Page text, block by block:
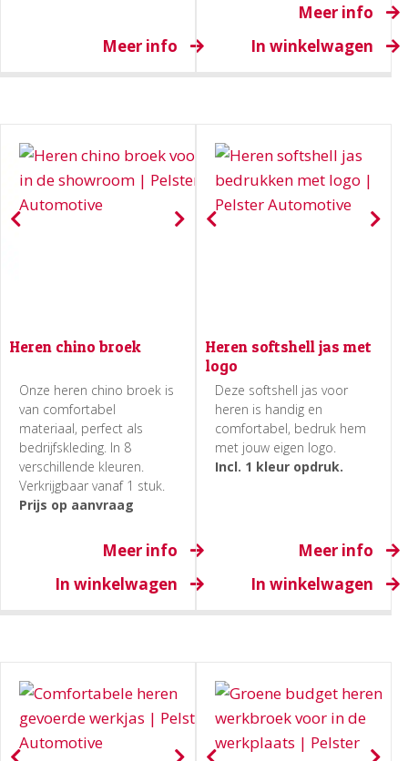
Meer info
Meer info
In winkelwagen
Heren chino broek
Meer info
In winkelwagen
Onze heren chino broek is
van comfortabel
materiaal, perfect als
bedrijfskleding. In 8
verschillende kleuren.
Verkrijgbaar vanaf 1 stuk.
Prijs op aanvraag
Heren softshell jas met
logo
Meer info
In winkelwagen
Deze softshell jas voor
heren is handig en
comfortabel, bedruk hem
met jouw eigen logo.
Incl. 1 kleur opdruk.